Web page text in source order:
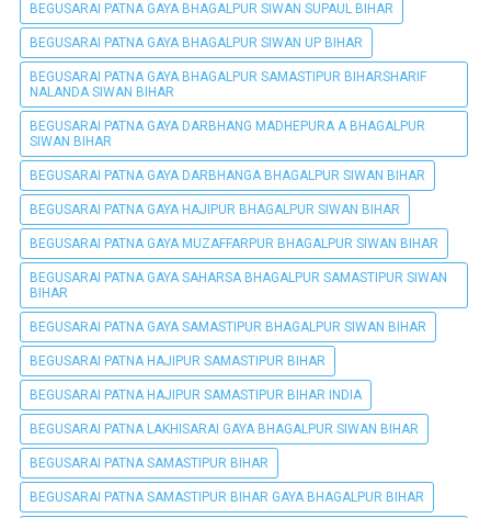
BEGUSARAI PATNA GAYA BHAGALPUR SIWAN SUPAUL BIHAR
BEGUSARAI PATNA GAYA BHAGALPUR SIWAN UP BIHAR
BEGUSARAI PATNA GAYA BHAGALPUR SAMASTIPUR BIHARSHARIF
NALANDA SIWAN BIHAR
BEGUSARAI PATNA GAYA DARBHANG MADHEPURA A BHAGALPUR
SIWAN BIHAR
BEGUSARAI PATNA GAYA DARBHANGA BHAGALPUR SIWAN BIHAR
BEGUSARAI PATNA GAYA HAJIPUR BHAGALPUR SIWAN BIHAR
BEGUSARAI PATNA GAYA MUZAFFARPUR BHAGALPUR SIWAN BIHAR
BEGUSARAI PATNA GAYA SAHARSA BHAGALPUR SAMASTIPUR SIWAN
BIHAR
BEGUSARAI PATNA GAYA SAMASTIPUR BHAGALPUR SIWAN BIHAR
BEGUSARAI PATNA HAJIPUR SAMASTIPUR BIHAR
BEGUSARAI PATNA HAJIPUR SAMASTIPUR BIHAR INDIA
BEGUSARAI PATNA LAKHISARAI GAYA BHAGALPUR SIWAN BIHAR
BEGUSARAI PATNA SAMASTIPUR BIHAR
BEGUSARAI PATNA SAMASTIPUR BIHAR GAYA BHAGALPUR BIHAR